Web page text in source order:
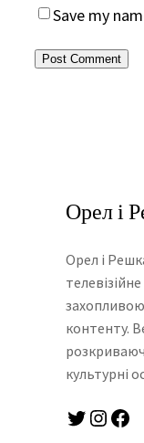
Save my
Орел і
Орел і
контенту.
культурні
Twitter Instagram Facebook